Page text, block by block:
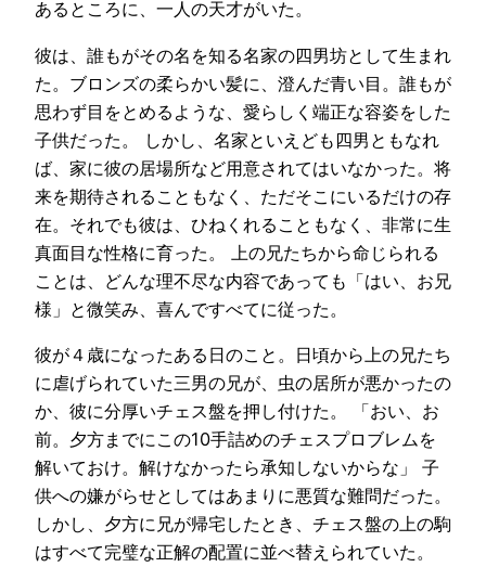
あるところに、一人の天才がいた。
彼は、誰もがその名を知る名家の四男坊として生まれ
た。ブロンズの柔らかい髪に、澄んだ青い目。誰もが
思わず目をとめるような、愛らしく端正な容姿をした
子供だった。 しかし、名家といえども四男ともなれ
ば、家に彼の居場所など用意されてはいなかった。将
来を期待されることもなく、ただそこにいるだけの存
在。それでも彼は、ひねくれることもなく、非常に生
真面目な性格に育った。 上の兄たちから命じられる
ことは、どんな理不尽な内容であっても「はい、お兄
様」と微笑み、喜んですべてに従った。
彼が４歳になったある日のこと。日頃から上の兄たち
に虐げられていた三男の兄が、虫の居所が悪かったの
か、彼に分厚いチェス盤を押し付けた。 「おい、お
前。夕方までにこの10手詰めのチェスプロブレムを
解いておけ。解けなかったら承知しないからな」 子
供への嫌がらせとしてはあまりに悪質な難問だった。
しかし、夕方に兄が帰宅したとき、チェス盤の上の駒
はすべて完璧な正解の配置に並べ替えられていた。